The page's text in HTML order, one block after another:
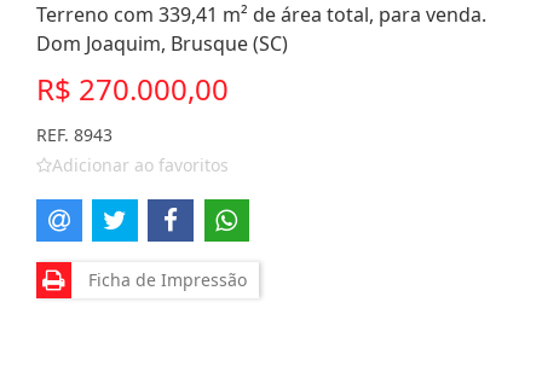
Terreno com 339,41 m² de área total, para venda.
Dom Joaquim, Brusque (SC)
R$ 270.000,00
REF. 8943
Adicionar ao favoritos
Ficha de Impressão